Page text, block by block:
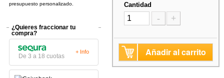
presupuesto personalizado.
¿Quieres fraccionar tu
compra?
De 3 a 18 cuotas
+ Info
Cantidad
- +
Añadir al carrito